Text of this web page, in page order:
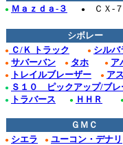
● Ｍａｚｄａ-３ ● ＣＸ-
シボレー
● Ｃ/Ｋ トラック ● シルバ
● サバーバン ● タホ ● ア
● トレイルブレーザー ● ア
● Ｓ１０ ピックアップ/ブレ
● トラバース ● ＨＨＲ ●
ＧＭＣ
● シエラ ● ユーコン・デナリ